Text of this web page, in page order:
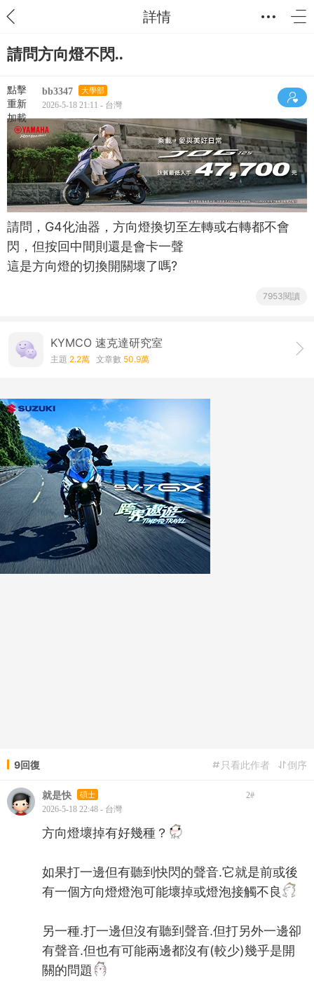
詳情
請問方向燈不閃..
點擊
重新
加載
bb3347 大學部
2026-5-18 21:11 - 台灣
請問，G4化油器，方向燈換切至左轉或右轉都不會
閃，但按回中間則還是會卡一聲
這是方向燈的切換開關壞了嗎?
7953閱讀
KYMCO 速克達研究室
主題 2.2萬 文章數 50.9萬
9回復 倒序
只看此作者
就是快 碩士 2#
2026-5-18 22:48 - 台灣
方向燈壞掉有好幾種？
如果打一邊但有聽到快閃的聲音.它就是前或後
有一個方向燈燈泡可能壞掉或燈泡接觸不良
另一種.打一邊但沒有聽到聲音.但打另外一邊卻
有聲音.但也有可能兩邊都沒有(較少)幾乎是開
關的問題